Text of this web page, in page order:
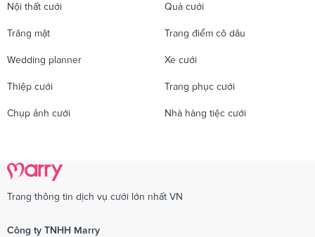
Nội thất cưới Quà cưới
Trăng mật Trang điểm cô dâu
Wedding planner Xe cưới
Thiệp cưới Trang phục cưới
Chụp ảnh cưới Nhà hàng tiệc cưới
Trang thông tin dịch vụ cưới lớn nhất VN
Công ty TNHH Marry